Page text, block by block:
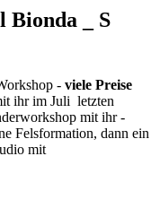
_ S
- viele Preise
ihr im Juli letzten
mit ihr -
Felsformation, dann ein
mit